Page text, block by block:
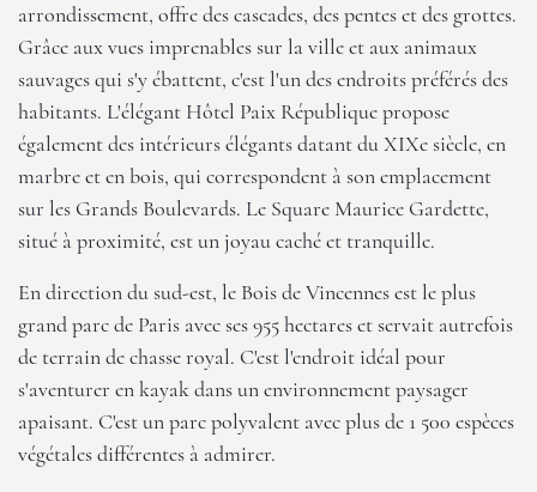
arrondissement, offre des cascades, des pentes et des grottes.
Grâce aux vues imprenables sur la ville et aux animaux
sauvages qui s'y ébattent, c'est l'un des endroits préférés des
habitants. L'élégant Hôtel Paix Républiquepropose
également des intérieurs élégants datant du XIXe siècle, en
marbre et en bois, qui correspondent à son emplacement
sur les Grands Boulevards. Le Square Maurice Gardette,
situé à proximité, est un joyau caché et tranquille.
En direction du sud-est, le Bois de Vincennes est le plus
grand parc de Paris avec ses 955 hectares et servait autrefois
de terrain de chasse royal. C'est l'endroit idéal pour
s'aventurer en kayak dans un environnement paysager
apaisant. C'est un parc polyvalent avec plus de 1 500 espèces
végétales différentes à admirer.